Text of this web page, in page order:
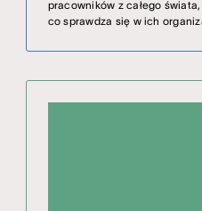
pracowników z całego
co sprawdza się w ich